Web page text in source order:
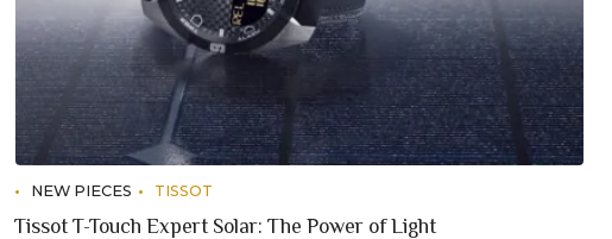
NEW PIECES TISSOT
Tissot T-Touch Expert Solar: The Power of Light